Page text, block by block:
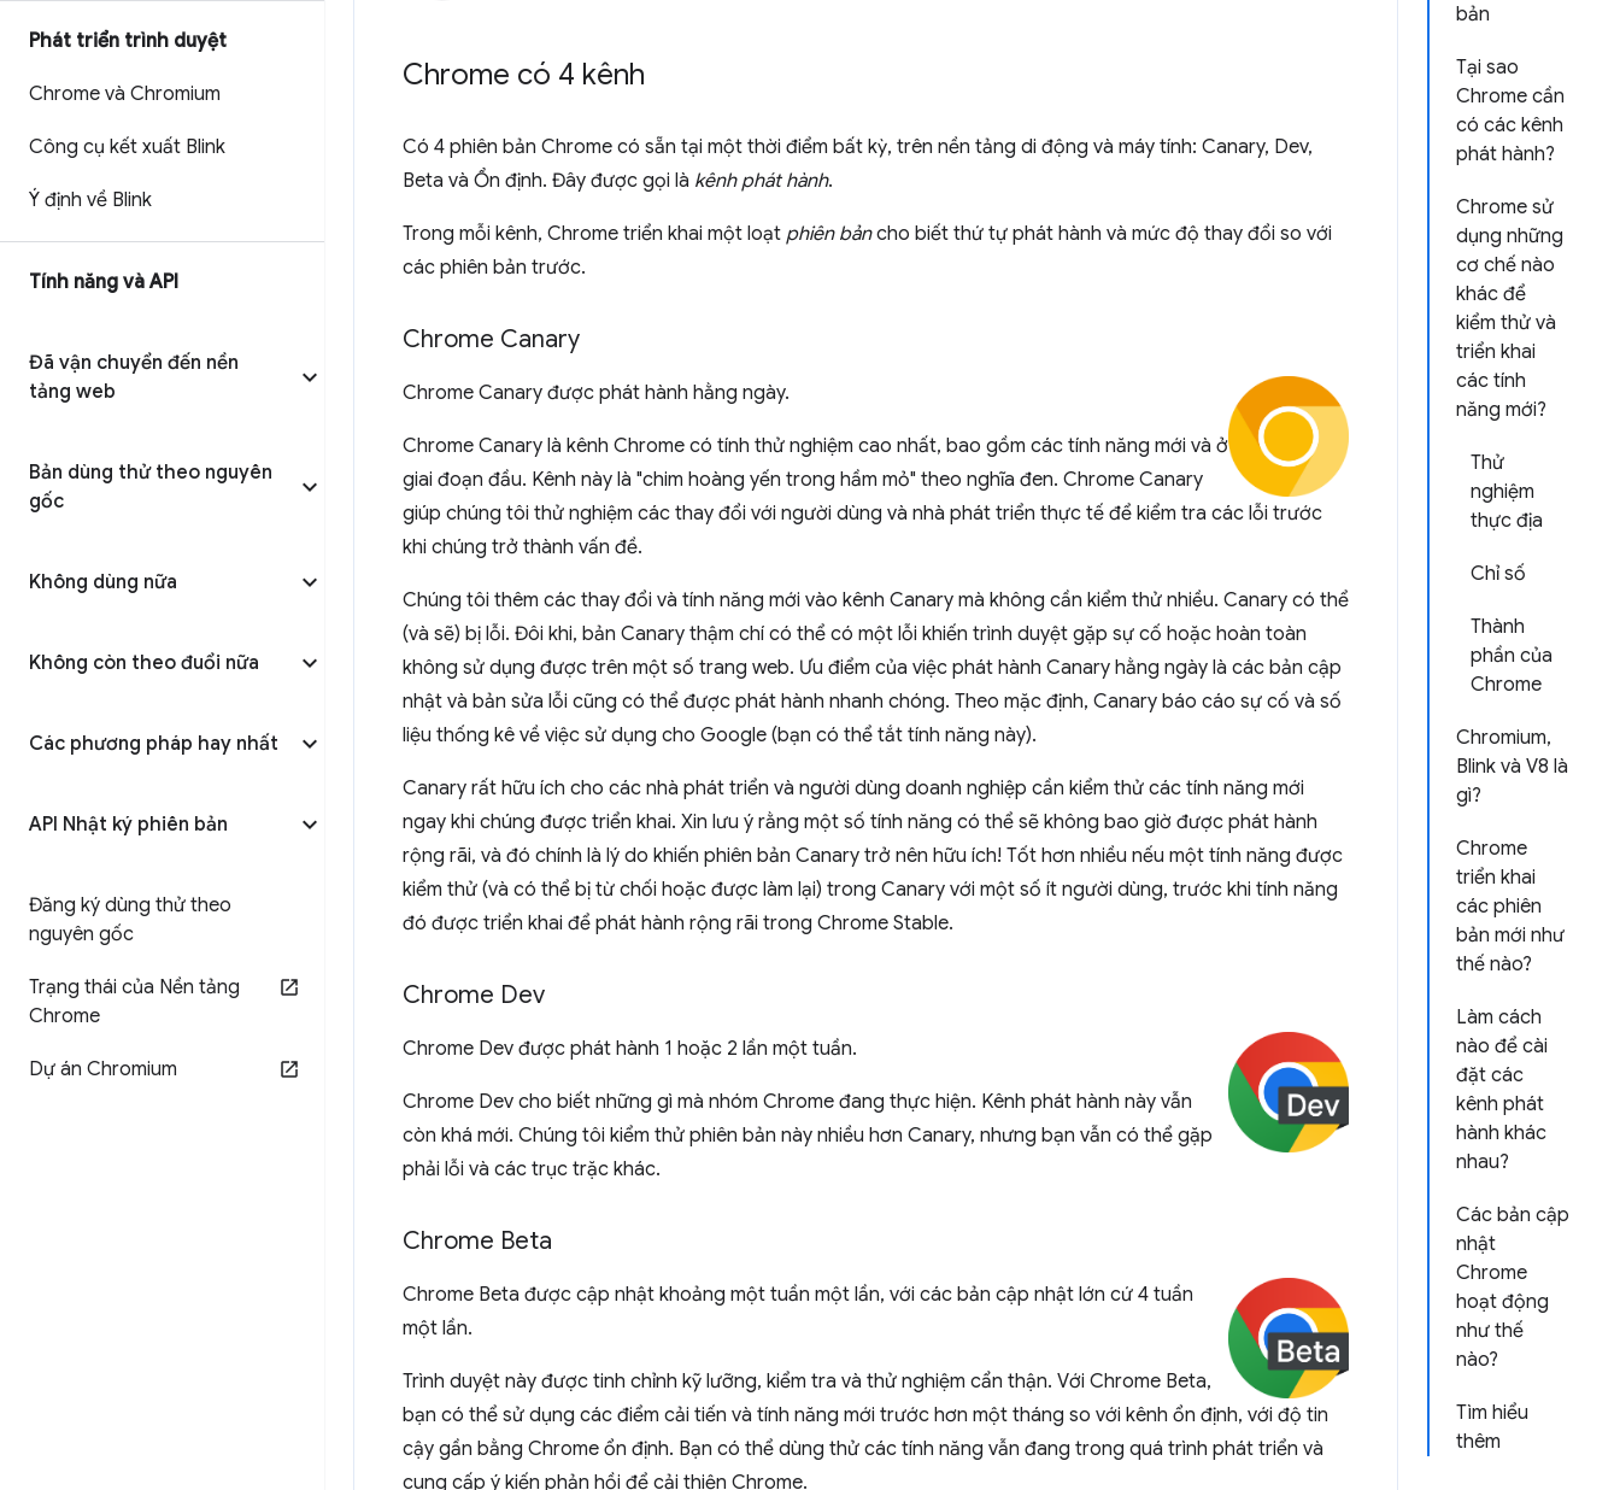
Phát triển trình duyệt
Chrome và Chromium
Công cụ kết xuất Blink
Ý định về Blink
Tính năng và API
Đã vận chuyển đến nền
tảng web
Bản dùng thử theo nguyên
gốc
Không dùng nữa
Không còn theo đuổi nữa
Các phương pháp hay nhất
API Nhật ký phiên bản
Đăng ký dùng thử theo
nguyên gốc
Trạng thái của Nền tảng
Chrome
Dự án Chromium
bản
Tại sao
Chrome cần
có các kênh
phát hành?
Chrome sử
dụng những
cơ chế nào
khác để
kiểm thử và
triển khai
các tính
năng mới?
Thử
nghiệm
thực địa
Chỉ số
Thành
phần của
Chrome
Chromium,
Blink và V8 là
gì?
Chrome
triển khai
các phiên
bản mới như
thế nào?
Làm cách
nào để cài
đặt các
kênh phát
hành khác
nhau?
Các bản cập
nhật
Chrome
hoạt động
như thế
nào?
Tìm hiểu
thêm
Chrome có 4 kênh
Có 4 phiên bản Chrome có sẵn tại một thời điểm bất kỳ, trên nền tảng di động và máy tính: Canary, Dev,
Beta và Ổn định. Đây được gọi là kênh phát hành.
Trong mỗi kênh, Chrome triển khai một loạt phiên bảncho biết thứ tự phát hành và mức độ thay đổi so với
các phiên bản trước.
Chrome Canary
Chrome Canary được phát hành hằng ngày.
Chrome Canary là kênh Chrome có tính thử nghiệm cao nhất, bao gồm các tính năng mới và ở
giai đoạn đầu. Kênh này là "chim hoàng yến trong hầm mỏ" theo nghĩa đen. Chrome Canary
giúp chúng tôi thử nghiệm các thay đổi với người dùng và nhà phát triển thực tế để kiểm tra các lỗi trước
khi chúng trở thành vấn đề.
Chúng tôi thêm các thay đổi và tính năng mới vào kênh Canary mà không cần kiểm thử nhiều. Canary có thể
(và sẽ) bị lỗi. Đôi khi, bản Canary thậm chí có thể có một lỗi khiến trình duyệt gặp sự cố hoặc hoàn toàn
không sử dụng được trên một số trang web. Ưu điểm của việc phát hành Canary hằng ngày là các bản cập
nhật và bản sửa lỗi cũng có thể được phát hành nhanh chóng. Theo mặc định, Canary báo cáo sự cố và số
liệu thống kê về việc sử dụng cho Google (bạn có thể tắt tính năng này).
Canary rất hữu ích cho các nhà phát triển và người dùng doanh nghiệp cần kiểm thử các tính năng mới
ngay khi chúng được triển khai. Xin lưu ý rằng một số tính năng có thể sẽ không bao giờ được phát hành
rộng rãi, và đó chính là lý do khiến phiên bản Canary trở nên hữu ích! Tốt hơn nhiều nếu một tính năng được
kiểm thử (và có thể bị từ chối hoặc được làm lại) trong Canary với một số ít người dùng, trước khi tính năng
đó được triển khai để phát hành rộng rãi trong Chrome Stable.
Chrome Dev
Chrome Dev được phát hành 1 hoặc 2 lần một tuần.
Chrome Dev cho biết những gì mà nhóm Chrome đang thực hiện. Kênh phát hành này vẫn
còn khá mới. Chúng tôi kiểm thử phiên bản này nhiều hơn Canary, nhưng bạn vẫn có thể gặp
phải lỗi và các trục trặc khác.
Chrome Beta
Chrome Beta được cập nhật khoảng một tuần một lần, với các bản cập nhật lớn cứ 4 tuần
một lần.
Trình duyệt này được tinh chỉnh kỹ lưỡng, kiểm tra và thử nghiệm cẩn thận. Với Chrome Beta,
bạn có thể sử dụng các điểm cải tiến và tính năng mới trước hơn một tháng so với kênh ổn định, với độ tin
cậy gần bằng Chrome ổn định. Bạn có thể dùng thử các tính năng vẫn đang trong quá trình phát triển và
cung cấp ý kiến phản hồi để cải thiện Chrome.